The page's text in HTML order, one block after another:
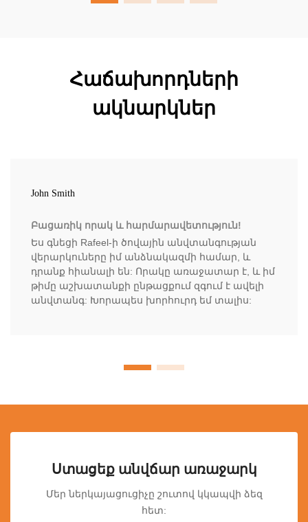
ավելին հիմա:
Հաճախորդների
ակնարկներ
John Smith
Բացառիկ որակ և հարմարավետություն!
Ես գնեցի Rafeel-ի ծովային անվտանգության
վերարկուները իմ անձնակազմի համար, և
դրանք հիանալի են: Որակը առաջատար է, և իմ
թիմը աշխատանքի ընթացքում զգում է ավելի
անվտանգ: Խորապես խորհուրդ եմ տալիս:
Ստացեք անվճար առաջարկ
Մեր ներկայացուցիչը շուտով կկապվի ձեզ
հետ: